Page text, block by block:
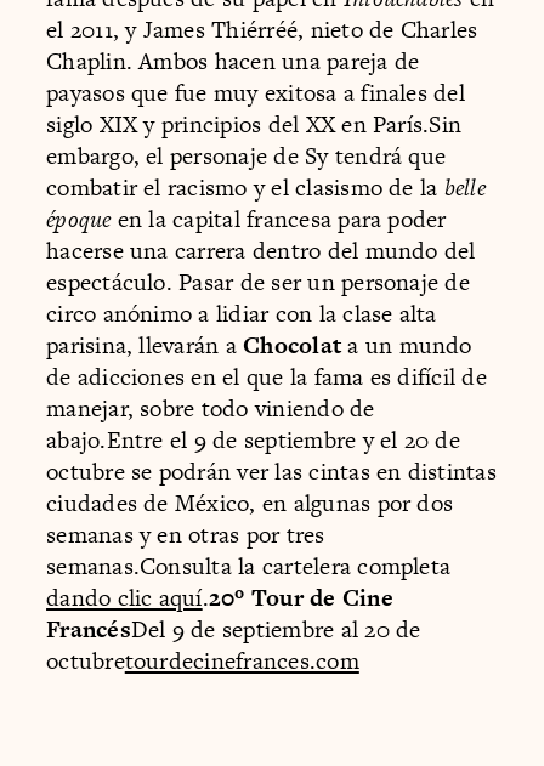
el 2011, y James Thiérréé, nieto de Charles
Chaplin. Ambos hacen una pareja de
payasos que fue muy exitosa a finales del
siglo XIX y principios del XX en París.Sin
embargo, el personaje de Sy tendrá que
combatir el racismo y el clasismo de la belle
époqueen la capital francesa para poder
hacerse una carrera dentro del mundo del
espectáculo. Pasar de ser un personaje de
circo anónimo a lidiar con la clase alta
parisina, llevarán aChocolata un mundo
de adicciones en el que la fama es difícil de
manejar, sobre todo viniendo de
abajo.Entre el 9 de septiembre y el 20 de
octubre se podrán ver las cintas en distintas
ciudades de México, en algunas por dos
semanas y en otras por tres
semanas.Consulta la cartelera completa
dando clic aquí.20º Tour de Cine
FrancésDel 9 de septiembre al 20 de
octubretourdecinefrances.com